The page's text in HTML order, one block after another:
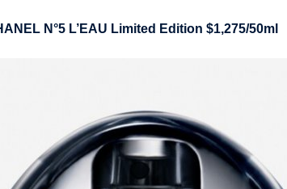
N°5 L’EAU Limited Edition $1,275/50ml